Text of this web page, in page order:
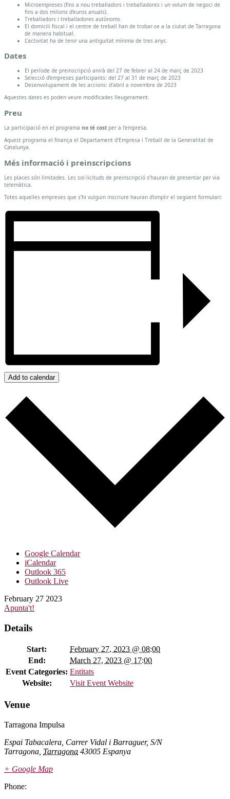
Microempreses (fins a nou treballadors i treballadores i un volum de negoci de
fins a dos milions d’euros anuals).
Treballadors i treballadores autònoms.
El domicili fiscal i el centre de treball han de trobar-se a la ciutat de Tarragona
de manera habitual.
L’activitat ha de tenir una antiguitat mínima de tres anys.
Dates
El període de preinscripció anirà del 27 de febrer al 24 de març de 2023
Selecció d’empreses participants: del 27 al 31 de març de 2023
Desenvolupament de les accions: d’abril a novembre de 2023
Aquestes dates es poden veure modificades lleugerament.
Preu
La participació en el programa no té cost per a l’empresa.
Aquest programa el finança el Departament d’Empresa i Treball de la Generalitat de
Catalunya.
Més informació i preinscripcions
Les places són limitades. Les sol·licituds de preinscripció s’hauran de presentar per via
telemàtica.
Totes aquelles empreses que s’hi vulguin inscriure hauran d’omplir el següent formulari:
Add to calendar
Google Calendar
iCalendar
Outlook 365
Outlook Live
February 27 2023
Apunta't!
Details
Start:
February 27, 2023 @ 08:00
End:
March 27, 2023 @ 17:00
Event Categories: Entitats
Website:
Visit Event Website
Venue
Tarragona Impulsa
Espai Tabacalera, Carrer Vidal i Barraguer, S/N
Tarragona Tarragona 43005 Espanya
+ Google Map
Phone: